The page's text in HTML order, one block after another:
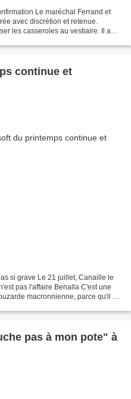
Le maréchal Ferrand et
avec discrétion et retenue.
les casseroles au vestiaire. Il a
continue et
si grave Le 21 juillet, Canaille le
pas l'affaire Benalla C'est une
macronnienne, parce qu'il ne
pas à mon pote" à